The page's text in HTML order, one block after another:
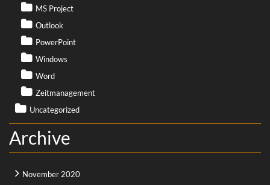
MS Project
Outlook
PowerPoint
Windows
Word
Zeitmanagement
Uncategorized
Archive
November 2020